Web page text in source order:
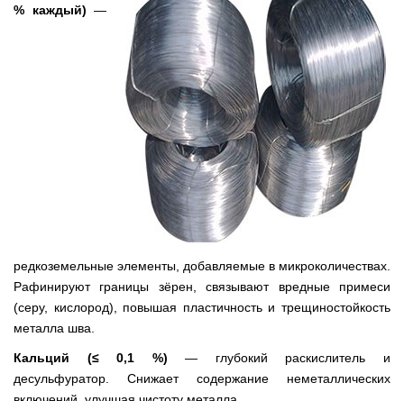
% каждый) —
редкоземельные элементы, добавляемые в микроколичествах.
Рафинируют границы зёрен, связывают вредные примеси
(серу, кислород), повышая пластичность и трещиностойкость
металла шва.
Кальций (≤ 0,1 %) — глубокий раскислитель и
десульфуратор. Снижает содержание неметаллических